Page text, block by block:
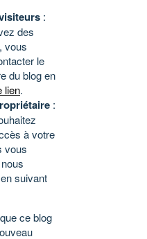
:
des
vous
le
du blog en
lien.
:
à votre
vous
suivant
ce blog